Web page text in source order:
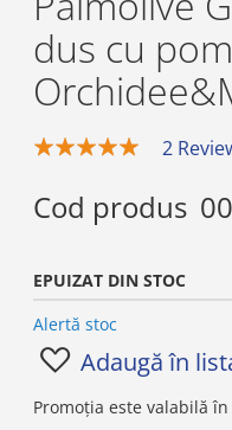
dus cu
2
EPUIZAT DIN STOC
Cod produs
Alertă stoc
Adaugă în
Promoția este valabilă